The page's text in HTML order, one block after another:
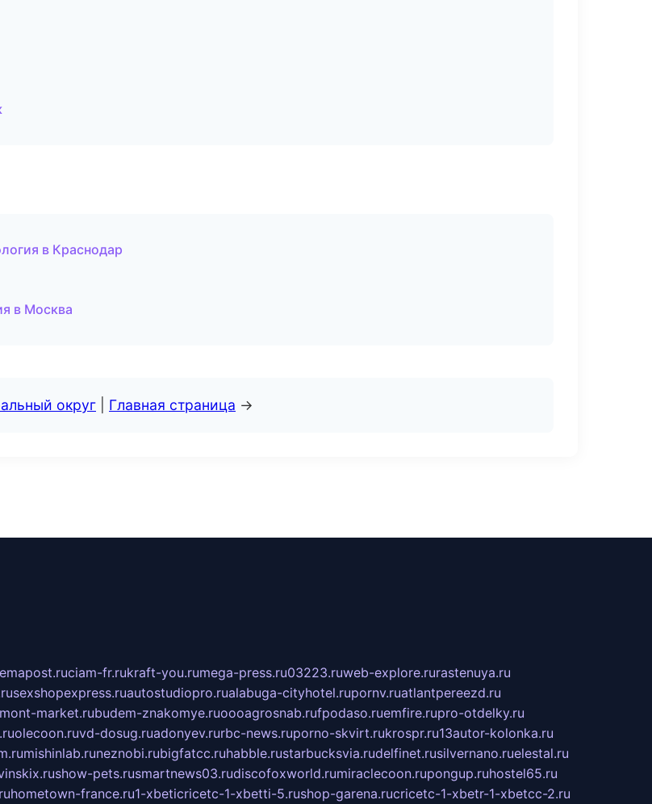
в Краснодар
в Москва
округ Главная страница →
ciam-fr.rukraft-you.rumega-press.ru03223.ruweb-explore.rurastenuya.ru
sexshopexpress.ruautostudiopro.rualabuga-cityhotel.rupornv.ruatlantpereezd.ru
market.rubudem-znakomye.ruoooagrosnab.rufpodaso.ruemfire.rupro-otdelky.ru
olecoon.ruvd-dosug.ruadonyev.rurbc-news.ruporno-skvirt.rukrospr.ru13autor-kolonka.ru
mishinlab.runeznobi.rubigfatcc.ruhabble.rustarbucksvia.rudelfinet.rusilvernano.ruelestal.ru
show-pets.rusmartnews03.rudiscofoxworld.rumiraclecoon.rupongup.ruhostel65.ru
hometown-france.ru1-xbeticricetc-1-xbetti-5.rushop-garena.rucricetc-1-xbetr-1-xbetcc-2.ru